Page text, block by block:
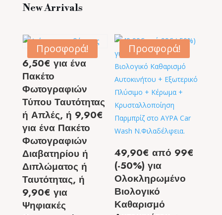
New Arrivals
Προσφορά!
6,50€ για ένα
Πακέτο
Φωτογραφιών
Τύπου Ταυτότητας
ή Απλές, ή 9,90€
για ένα Πακέτο
Φωτογραφιών
Διαβατηρίου ή
Διπλώματος ή
Ταυτότητας, ή
9,90€ για
Ψηφιακές
Προσφορά!
49,90€ από 99€
(-50%) για
Ολοκληρωμένο
Βιολογικό
Καθαρισμό